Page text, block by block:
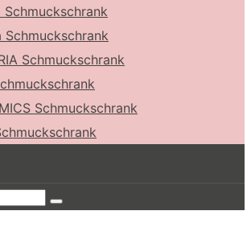
Schmuckschrank
Schmuckschrank
Schmuckschrank
Schmuckschrank